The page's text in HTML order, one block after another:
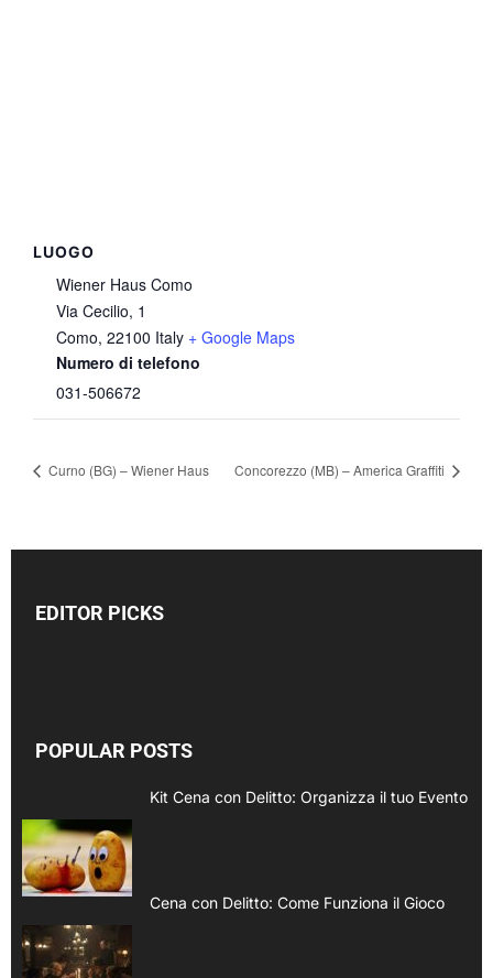
LUOGO
Wiener Haus Como
Via Cecilio, 1
Como, 22100 Italy + Google Maps
Numero di telefono
031-506672
Curno (BG) – Wiener Haus Concorezzo (MB) – America Graffiti
EDITOR PICKS
POPULAR POSTS
Kit Cena con Delitto: Organizza il tuo Evento
Cena con Delitto: Come Funziona il Gioco